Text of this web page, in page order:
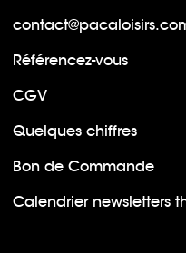
Référencez-vous
CGV
Quelques chiffres
Bon de Commande
Calendrier newsletters